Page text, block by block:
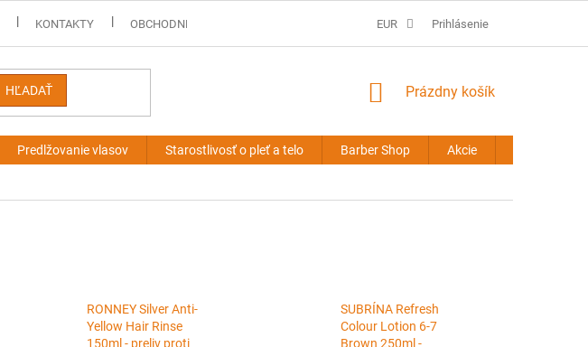
KONTAKTY OBCHODNÉ PODMIENKY PREDLŽOVANIE VLASOV - OBCHODNÉ PODMIENKY
EUR Prihlásenie
HĽADAŤ
NÁKUPNÝ
Prázdny košík
Predlžovanie vlasov Starostlivosť o pleť a telo Barber Shop Akcie
RONNEY Silver Anti-
Yellow Hair Rinse
150ml - preliv proti
SUBRÍNA Refresh
Colour Lotion 6-7
Brown 250ml -